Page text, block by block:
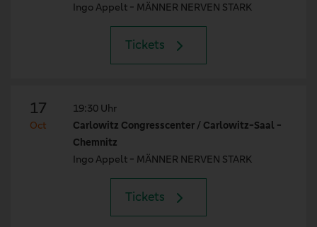
Ingo Appelt - MÄNNER NERVEN STARK
Tickets
17
Oct
19:30 Uhr
Carlowitz Congresscenter / Carlowitz-Saal -
Chemnitz
Ingo Appelt - MÄNNER NERVEN STARK
Tickets